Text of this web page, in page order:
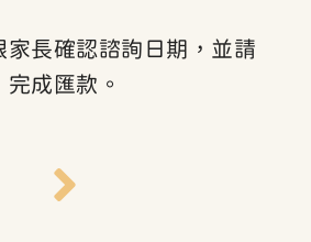
家長確認諮詢日期，並請
完成匯款。